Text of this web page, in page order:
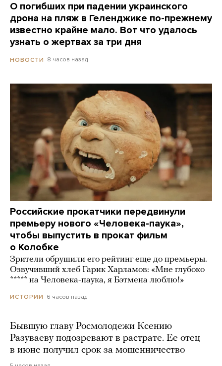
О погибших при падении украинского
дрона на пляж в Геленджике по-прежнему
известно крайне мало. Вот что удалось
узнать о жертвах за три дня
НОВОСТИ 8 часов назад
Российские прокатчики передвинули
премьеру нового «Человека-паука»,
чтобы выпустить в прокат фильм
о Колобке
Зрители обрушили его рейтинг еще до премьеры.
Озвучивший хлеб Гарик Харламов: «Мне глубоко
***** на Человека-паука, я Бэтмена люблю!»
ИСТОРИИ 6 часов назад
Бывшую главу Росмолодежи Ксению
Разуваеву подозревают в растрате. Ее отец
в июне получил срок за мошенничество